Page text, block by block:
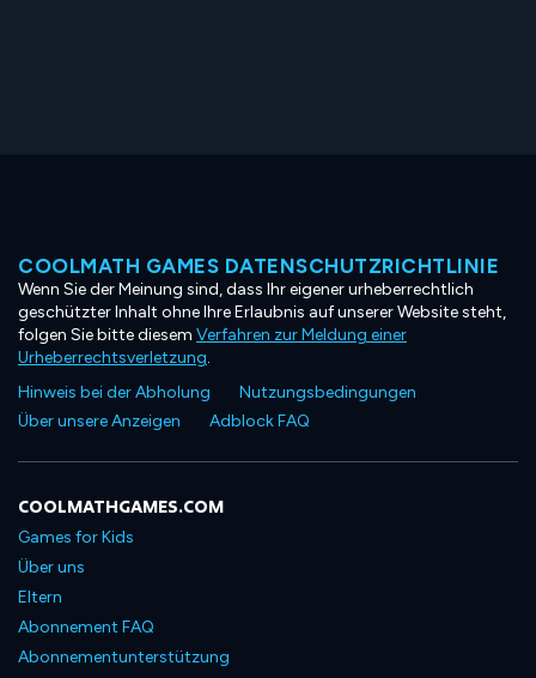
COOLMATH GAMES DATENSCHUTZRICHTLINIE
Wenn Sie der Meinung sind, dass Ihr eigener urheberrechtlich
geschützter Inhalt ohne Ihre Erlaubnis auf unserer Website steht,
folgen Sie bitte diesem Verfahren zur Meldung einer
Urheberrechtsverletzung.
Hinweis bei der Abholung
Nutzungsbedingungen
Über unsere Anzeigen
Adblock FAQ
COOLMATHGAMES.COM
Games for Kids
Über uns
Eltern
Abonnement FAQ
Abonnementunterstützung